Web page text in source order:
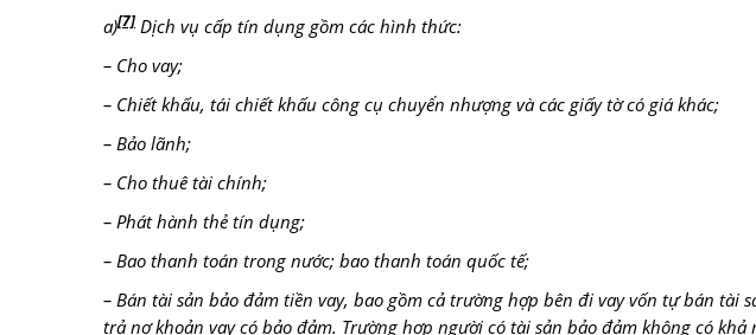
a)[7] Dịch vụ cấp tín dụng gồm các hình thức:
– Cho vay;
– Chiết khấu, tái chiết khấu công cụ chuyển nhượng và các giấy tờ có giá khác;
– Bảo lãnh;
– Cho thuê tài chính;
– Phát hành thẻ tín dụng;
– Bao thanh toán trong nước; bao thanh toán quốc tế;
– Bán tài sản bảo đảm tiền vay, bao gồm cả trường hợp bên đi vay vốn tự bán tài
trả nợ khoản vay có bảo đảm. Trường hợp người có tài sản bảo đảm không có